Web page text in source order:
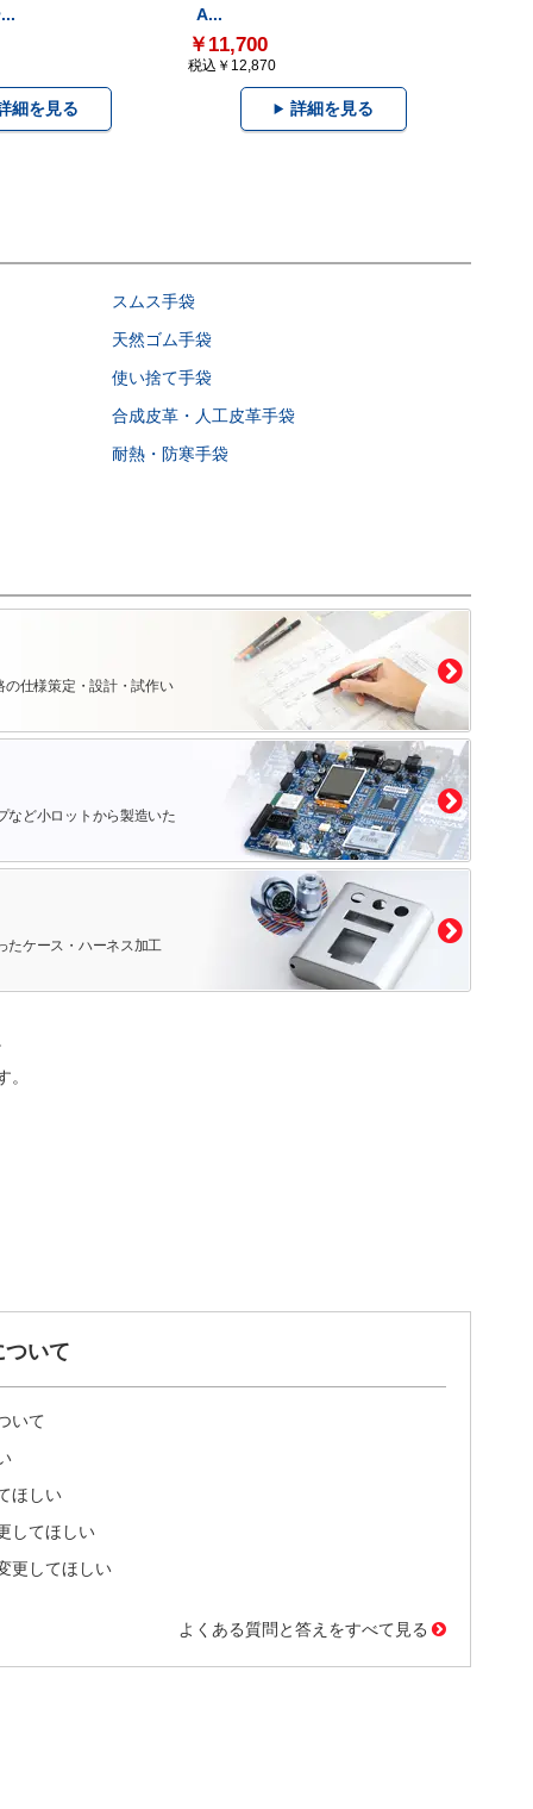
細を見る
A...
￥11,700
税込￥12,870
詳細を見る
スムス手袋
天然ゴム手袋
使い捨て手袋
合成皮革・人工皮革手袋
耐熱・防寒手袋
仕様策定・設計・試作い
など小ロットから製造いた
たケース・ハーネス加工
いて
いて
ほしい
してほしい
更してほしい
よくある質問と答えをすべて見る